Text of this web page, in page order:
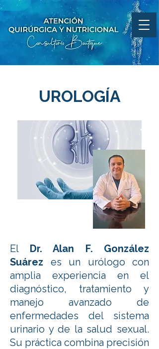
UROLOGÍA
El Dr. Alan F. González
Suárez es un urólogo con
amplia experiencia en el
diagnóstico, tratamiento y
manejo avanzado de
enfermedades del sistema
urinario y de la salud sexual.
Su práctica combina precisión